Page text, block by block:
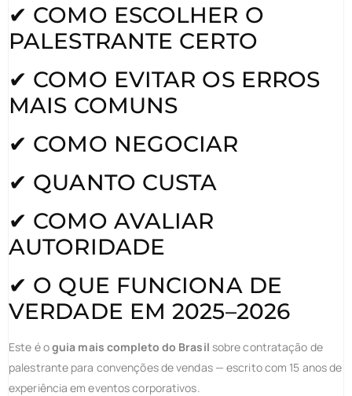
✔ COMO ESCOLHER O
PALESTRANTE CERTO
✔ COMO EVITAR OS ERROS
MAIS COMUNS
✔ COMO NEGOCIAR
✔ QUANTO CUSTA
✔ COMO AVALIAR
AUTORIDADE
✔ O QUE FUNCIONA DE
VERDADE EM 2025–2026
Este é oguia mais completo do Brasil sobre contratação de
palestrante para convenções de vendas — escrito com 15 anos de
experiência em eventos corporativos.